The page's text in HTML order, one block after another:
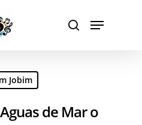
to close
Jobim
de Mar o